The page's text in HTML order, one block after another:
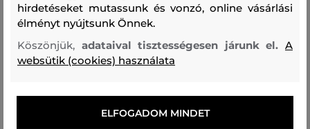
hirdetéseket mutassunk és vonzó, online vásárlási
élményt nyújtsunk Önnek.
Köszönjük, adataival tisztességesen járunk el.A
websütik (cookies) használata
ELFOGADOM MINDET